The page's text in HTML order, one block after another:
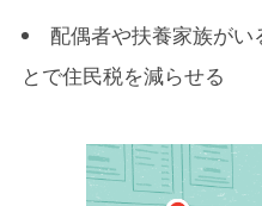
配偶者や扶養家族がい
とで住民税を減らせる